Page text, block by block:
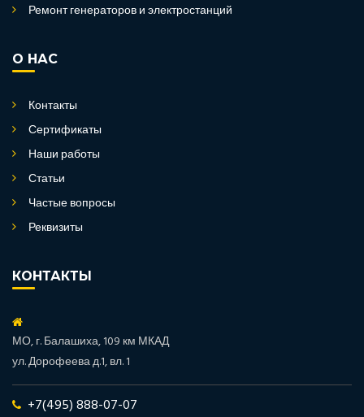
Ремонт генераторов и электростанций
О НАС
Контакты
Сертификаты
Наши работы
Статьи
Частые вопросы
Реквизиты
КОНТАКТЫ
МО, г. Балашиха, 109 км МКАД
ул. Дорофеева д.1, вл. 1
+7(495) 888-07-07